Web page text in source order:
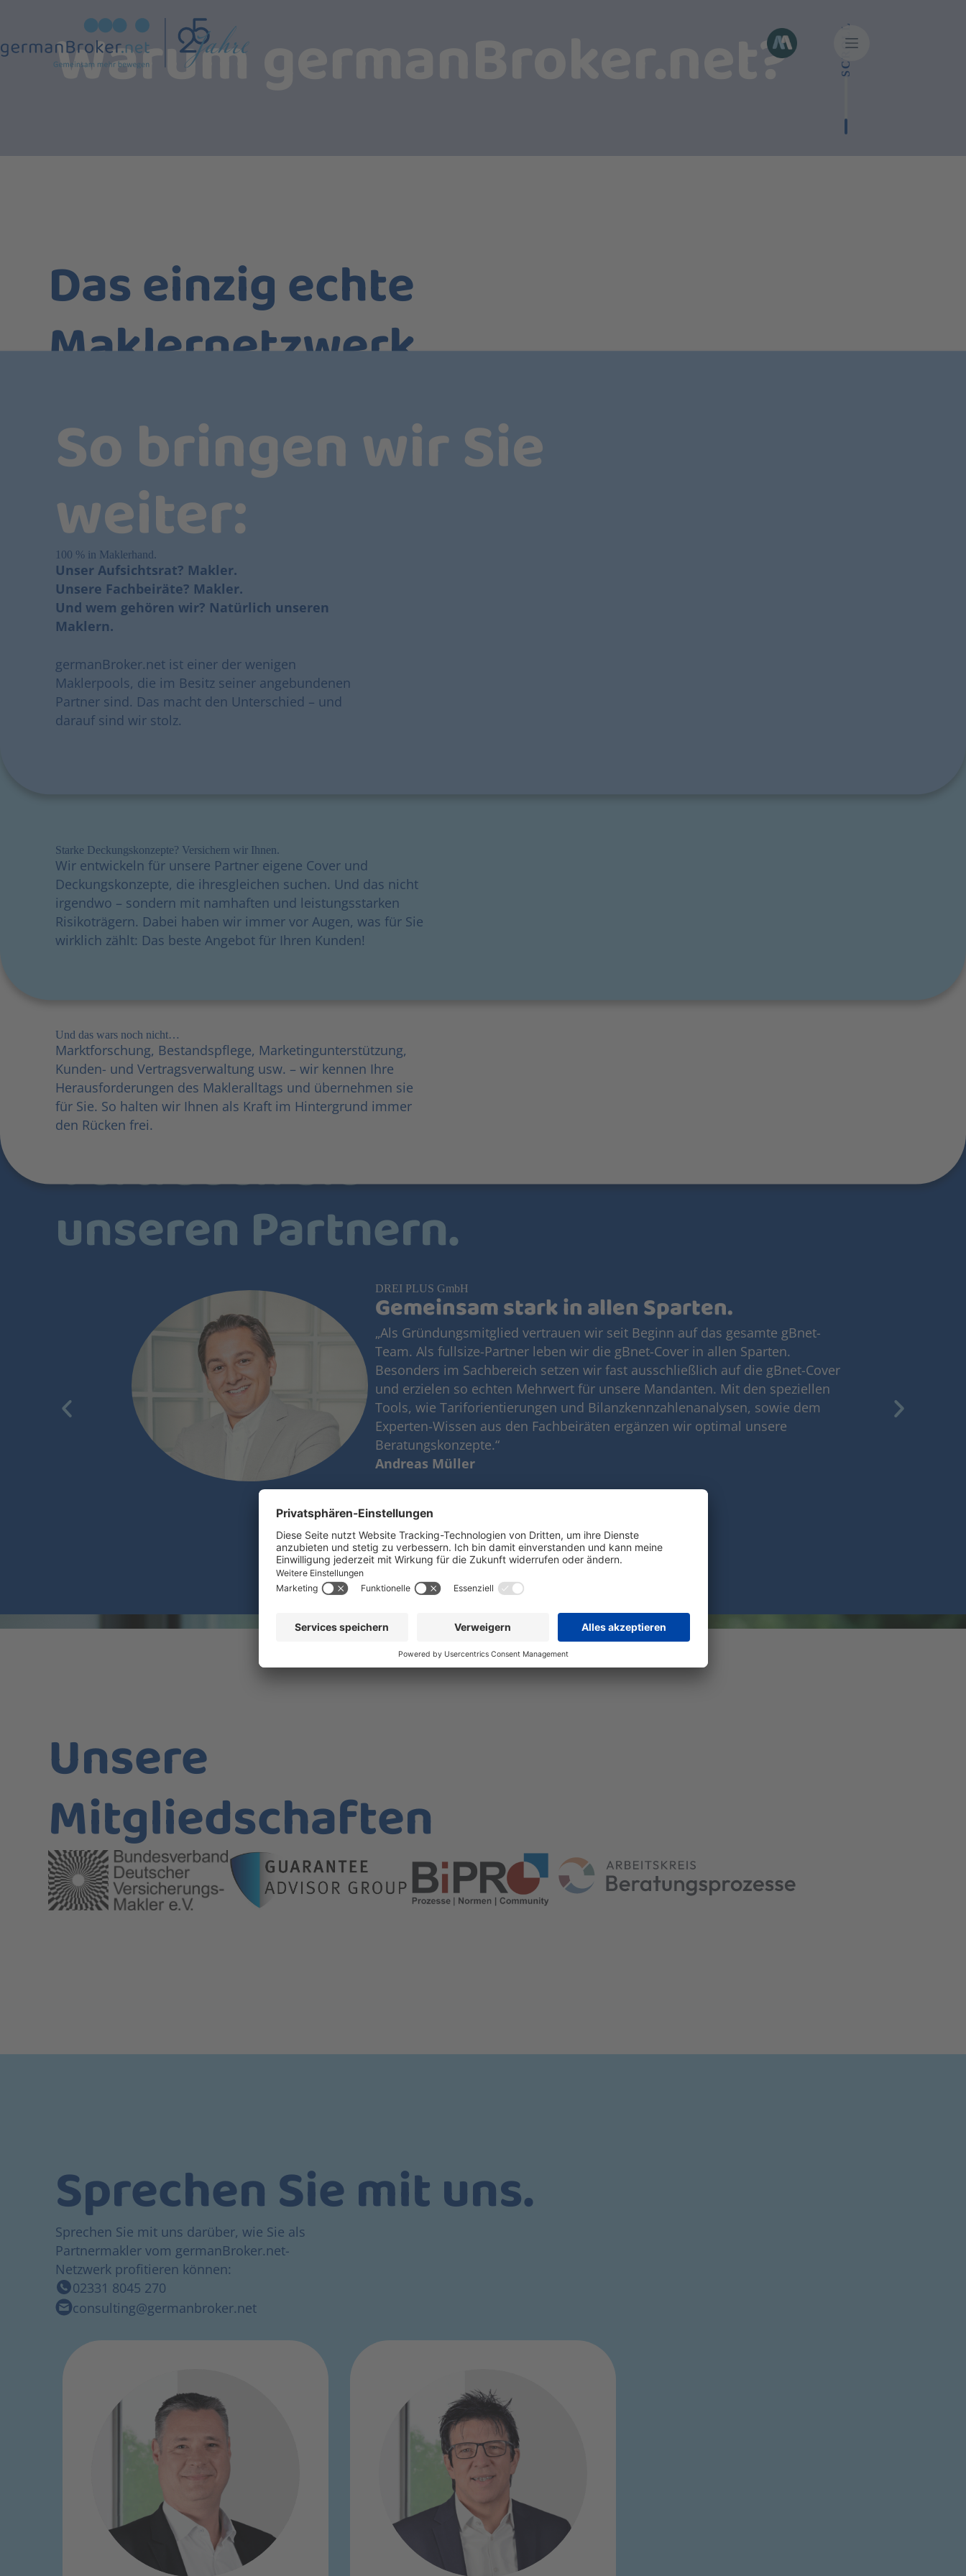
Warum germanBroker.net? SCROLL
Das einzig echte
Maklernetzwerk.
die Fahne geschrieben, Makler bei dem zu unterstützen, was für sie wirklich zählt: die
besten Lösungen für ihre Kunden zu finden und dabei immer unabhängig zu bleiben.
Dabei reden wir nicht nur, wir machen auch. Und bringen unsere Partner weiter. Mit
hoher Produktqualität, fachlicher Expertise und hervorragenden Serviceleistungen.
So bringen wir Sie
weiter:
100 % in Maklerhand.
Unser Aufsichtsrat? Makler.
Unsere Fachbeiräte? Makler.
Und wem gehören wir? Natürlich unseren
Maklern.
germanBroker.net ist einer der wenigen
Maklerpools, die im Besitz seiner angebundenen
Partner sind. Das macht den Unterschied – und
darauf sind wir stolz.
Starke Deckungskonzepte? Versichern wir Ihnen.
Wir entwickeln für unsere Partner eigene Cover und
Deckungskonzepte, die ihresgleichen suchen. Und das nicht
irgendwo – sondern mit namhaften und leistungsstarken
Risikoträgern. Dabei haben wir immer vor Augen, was für Sie
wirklich zählt: Das beste Angebot für Ihren Kunden!
Und das wars noch nicht…
Marktforschung, Bestandspflege, Marketingunterstützung,
Kunden- und Vertragsverwaltung usw. – wir kennen Ihre
Herausforderungen des Makleralltags und übernehmen sie
für Sie. So halten wir Ihnen als Kraft im Hintergrund immer
den Rücken frei.
Vertrauen Sie
unseren Partnern.
DREI PLUS GmbH
Gemeinsam stark in allen Sparten.
„Als Gründungsmitglied vertrauen wir seit Beginn auf das gesamte gBnet-
Team. Als fullsize-Partner leben wir die gBnet-Cover in allen Sparten.
Besonders im Sachbereich setzen wir fast ausschließlich auf die gBnet-Cover
und erzielen so echten Mehrwert für unsere Mandanten. Mit den speziellen
Tools, wie Tariforientierungen und Bilanzkennzahlenanalysen, sowie dem
Experten-Wissen aus den Fachbeiräten ergänzen wir optimal unsere
Beratungskonzepte.“
Andreas Müller
Unsere
Mitgliedschaften
Sprechen Sie mit uns.
Sprechen Sie mit uns darüber, wie Sie als
Partnermakler vom germanBroker.net-
Netzwerk profitieren können:
02331 8045 270
consulting@germanbroker.net